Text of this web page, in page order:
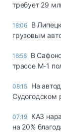
требует 29
18:06 В
грузовым
16:58 В
трассе М-1
08:15 На
Судогодском
07:19 КАЗ
на 20%